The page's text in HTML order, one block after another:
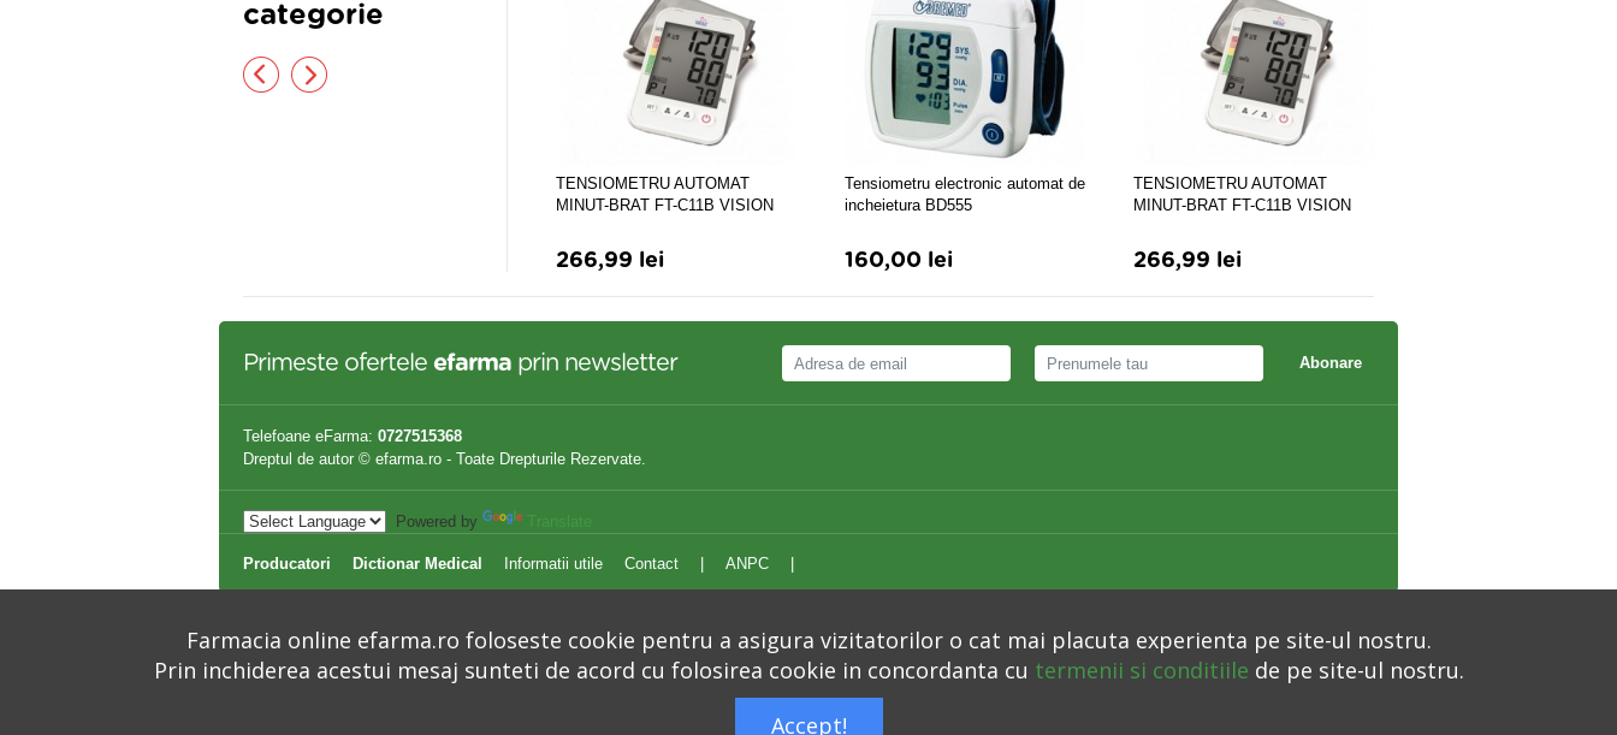
categorie
TENSIOMETRU AUTOMAT
MINUT-BRAT FT-C11B VISION
266,99 lei
Tensiometru electronic automat de
incheietura BD555
160,00 lei
TENSIOMETRU AUTOMAT
MINUT-BRAT FT-C11B VISION
266,99 lei
Primeste ofertele efarma prin newsletter Abonare
Telefoane eFarma: 0727515368
Dreptul de autor © efarma.ro - Toate Drepturile Rezervate.
Powered by
Producatori Dictionar Medical Informatii utile Contact ANPC
Autoritatea Nationala pentru Protectia Consumatorilor –
Farmacia online efarma.ro foloseste cookie pentru a asigura vizitatorilor o cat mai placuta experienta pe site-ul nostru.
Prin inchiderea acestui mesaj sunteti de acord cu folosirea cookie in concordanta cu termenii si conditiile de pe site-ul nostru.
Accept!